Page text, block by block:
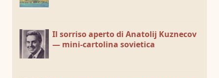
Il sorriso aperto di Anatolij Kuznecov
— mini-cartolina sovietica